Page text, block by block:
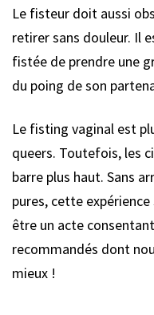
Le fisteur doit aussi
retirer sans douleur. Il
fistée de prendre une
du poing de son
Le fisting vaginal est
queers. Toutefois, les
barre plus haut. Sans
pures, cette
être un acte
recommandés dont
mieux !